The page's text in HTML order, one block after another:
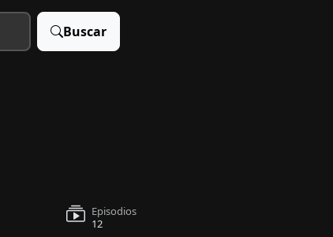
Buscar
Episodios
12